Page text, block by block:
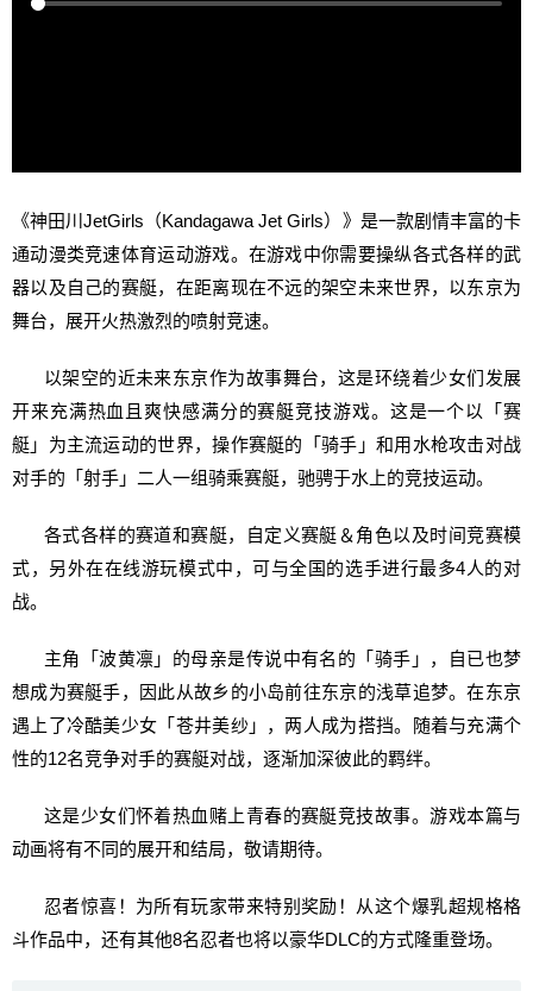
《神田川JetGirls（Kandagawa Jet Girls）》是一款剧情丰富的卡
通动漫类竞速体育运动游戏。在游戏中你需要操纵各式各样的武
器以及自己的赛艇，在距离现在不远的架空未来世界，以东京为
舞台，展开火热激烈的喷射竞速。
以架空的近未来东京作为故事舞台，这是环绕着少女们发展
开来充满热血且爽快感满分的赛艇竞技游戏。这是一个以「赛
艇」为主流运动的世界，操作赛艇的「骑手」和用水枪攻击对战
对手的「射手」二人一组骑乘赛艇，驰骋于水上的竞技运动。
各式各样的赛道和赛艇，自定义赛艇＆角色以及时间竞赛模
式，另外在在线游玩模式中，可与全国的选手进行最多4人的对
战。
主角「波黄凛」的母亲是传说中有名的「骑手」，自已也梦
想成为赛艇手，因此从故乡的小岛前往东京的浅草追梦。在东京
遇上了冷酷美少女「苍井美纱」，两人成为搭挡。随着与充满个
性的12名竞争对手的赛艇对战，逐渐加深彼此的羁绊。
这是少女们怀着热血赌上青春的赛艇竞技故事。游戏本篇与
动画将有不同的展开和结局，敬请期待。
忍者惊喜！为所有玩家带来特别奖励！从这个爆乳超规格格
斗作品中，还有其他8名忍者也将以豪华DLC的方式隆重登场。